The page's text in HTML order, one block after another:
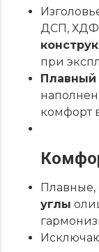
ДСП, ХДФ
при
Плавный
комфорт
Плавные,
углы